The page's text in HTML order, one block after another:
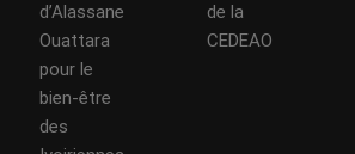
d’Alassane
Ouattara
pour le
bien-être
des
de la
CEDEAO